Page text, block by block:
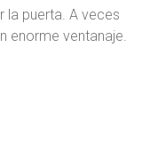
la puerta. A veces
enorme ventanaje.